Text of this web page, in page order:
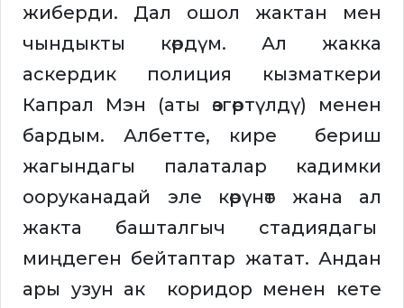
жиберди. Дал ошол жактан мен
чындыкты көрдүм. Ал жакка
аскердик полиция кызматкери
Капрал Мэн (аты өзгөртүлдү) менен
бардым. Албетте, кире бериш
жагындагы палаталар кадимки
ооруканадай эле көрүнөт жана ал
жакта башталгыч стадиядагы
миңдеген бейтаптар жатат. Андан
ары узун ак коридор менен кете